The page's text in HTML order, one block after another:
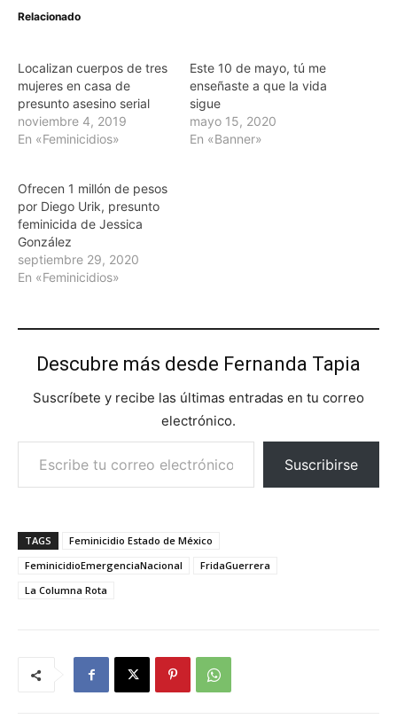
Relacionado
Localizan cuerpos de tres
mujeres en casa de
presunto asesino serial
noviembre 4, 2019
En «Feminicidios»
Este 10 de mayo, tú me
enseñaste a que la vida
sigue
mayo 15, 2020
En «Banner»
Ofrecen 1 millón de pesos
por Diego Urik, presunto
feminicida de Jessica
González
septiembre 29, 2020
En «Feminicidios»
Descubre más desde Fernanda Tapia
Suscríbete y recibe las últimas entradas en tu correo
electrónico.
Escribe tu correo electrónico…
Suscribirse
TAGS
Feminicidio Estado de México
FeminicidioEmergenciaNacional
FridaGuerrera
La Columna Rota